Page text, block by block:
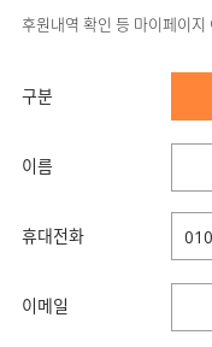
후원내역 확인 등 마이페이
구분
이름
휴대전화
이메일